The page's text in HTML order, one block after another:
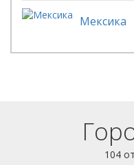
Мексика
104